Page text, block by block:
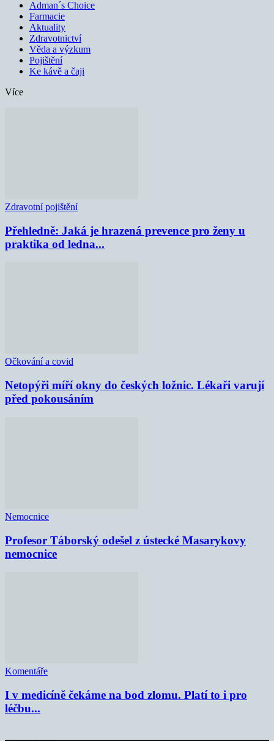
Adman´s Choice
Farmacie
Aktuality
Zdravotnictví
Věda a výzkum
Pojištění
Ke kávě a čaji
Více
Zdravotní pojištění
Přehledně: Jaká je hrazená prevence pro ženy u
praktika od ledna...
Očkování a covid
Netopýři míří okny do českých ložnic. Lékaři varují
před pokousáním
Nemocnice
Profesor Táborský odešel z ústecké Masarykovy
nemocnice
Komentáře
I v medicíně čekáme na bod zlomu. Platí to i pro
léčbu...